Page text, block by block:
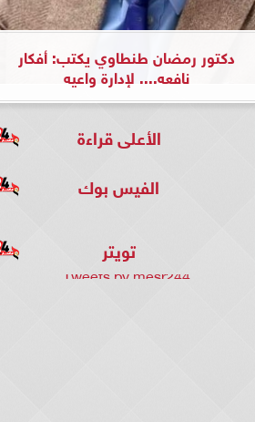
دكتور رمضان طنطاوي يكتب: أفكار
نافعه.... لإدارة واعيه
الأعلى قراءة
الفيس بوك
تويتر
Tweets by mesr244